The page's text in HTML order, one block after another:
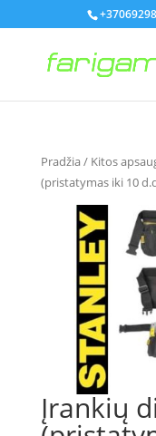
Pradžia/ Kitos
(pristatymas iki 10
Įrankių